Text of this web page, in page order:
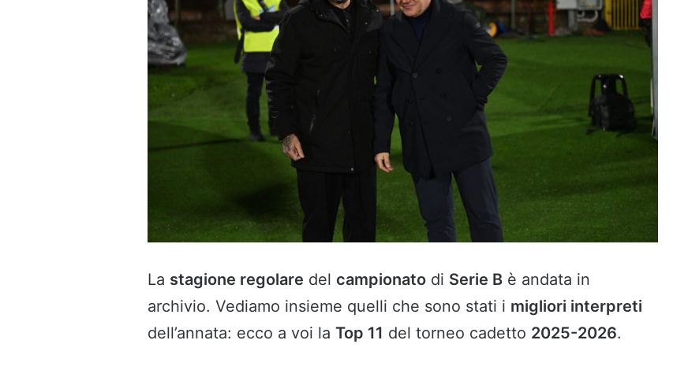
La stagione regolare del campionato di Serie B è andata in
archivio. Vediamo insieme quelli che sono stati i migliori interpreti
dell’annata: ecco a voi la Top 11 del torneo cadetto 2025-2026.